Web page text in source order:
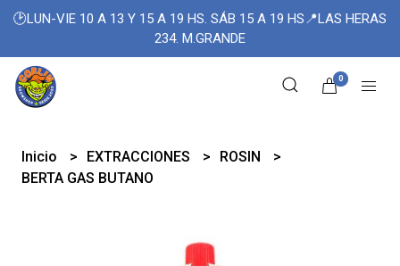
🕑LUN-VIE 10 A 13 Y 15 A 19 HS. SÁB 15 A 19 HS📍LAS HERAS
234. M.GRANDE
0
Inicio EXTRACCIONES
ROSIN
BERTA GAS BUTANO